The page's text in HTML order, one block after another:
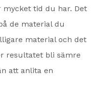
mycket tid du har. Det
de material du
material och det
resultatet bli sämre
att anlita en